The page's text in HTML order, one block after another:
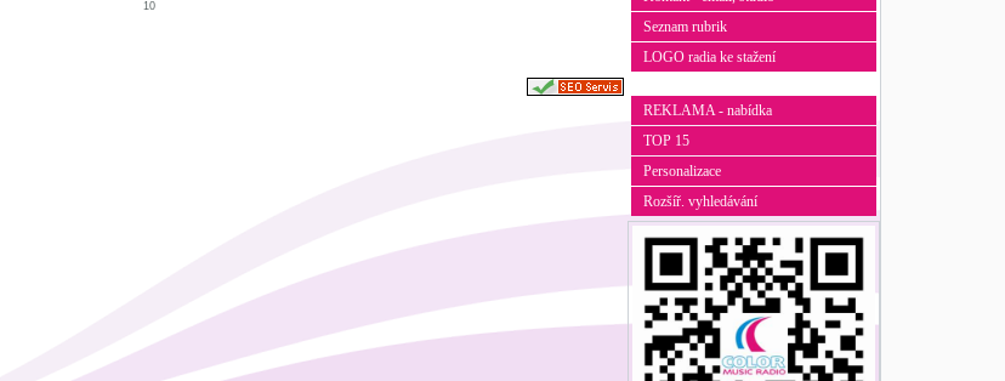
10
Seznam rubrik
LOGO radia ke stažení
REKLAMA - nabídka
TOP 15
Personalizace
Rozšíř. vyhledávání